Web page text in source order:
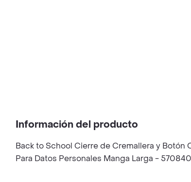
Información del producto
Back to School Cierre de Cremallera y
Para Datos Personales Manga Larga -